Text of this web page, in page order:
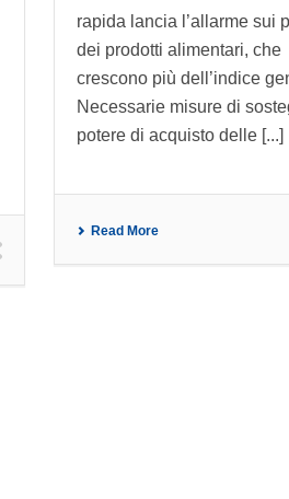
rapida lancia l’allarme sui
dei prodotti alimentari, che
crescono più dell’indice
Necessarie misure di
potere di acquisto delle [...]
Read More